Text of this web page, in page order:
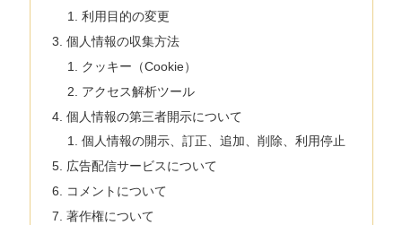
利用目的の変更
個人情報の収集方法
クッキー（Cookie）
アクセス解析ツール
個人情報の第三者開示について
個人情報の開示、訂正、追加、削除、利用停止
広告配信サービスについて
コメントについて
著作権について